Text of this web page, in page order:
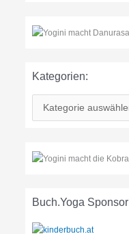
Kategorien:
g
e
Buch.Yoga Sponsor